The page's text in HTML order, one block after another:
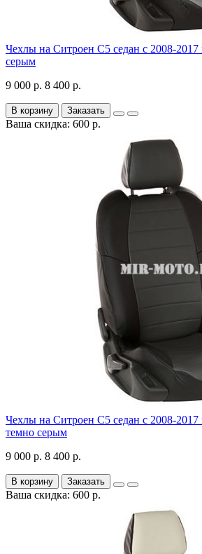
Чехлы на Ситроен С5 седан с 2008-2017
серым
9 000 р. 8 400 р.
В корзину Заказать
Ваша скидка: 600 р.
Чехлы на Ситроен С5 седан с 2008-2017
темно серым
9 000 р. 8 400 р.
В корзину Заказать
Ваша скидка: 600 р.